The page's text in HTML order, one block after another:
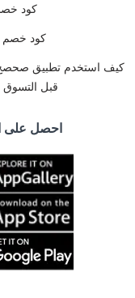
كود
كود خصم
كيف استخدم تطبيق صحصح
قبل التسوق
احصل على